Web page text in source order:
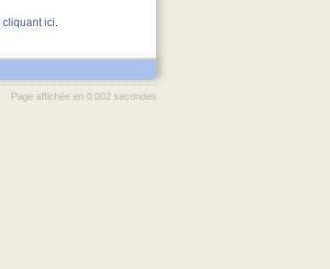
cliquant ici
Page affichée en 0.002 secondes